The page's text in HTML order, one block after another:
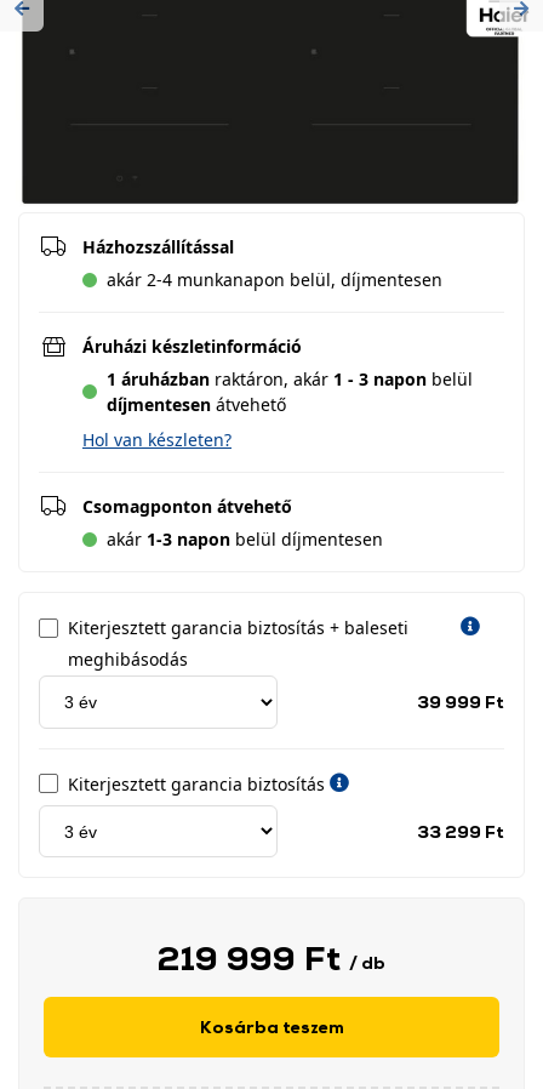
Previous
Házhozszállítással
akár 2-4 munkanapon belül, díjmentesen
Áruházi készletinformáció
1 áruházban raktáron, akár 1 - 3 napon belül
díjmentesen átvehető
Hol van készleten?
Csomagponton átvehető
akár 1-3 napon belül díjmentesen
Kiterjesztett garancia biztosítás + baleseti
meghibásodás
39 999 Ft
Kiterjesztett garancia biztosítás
33 299 Ft
219 999 Ft / db
Kosárba teszem